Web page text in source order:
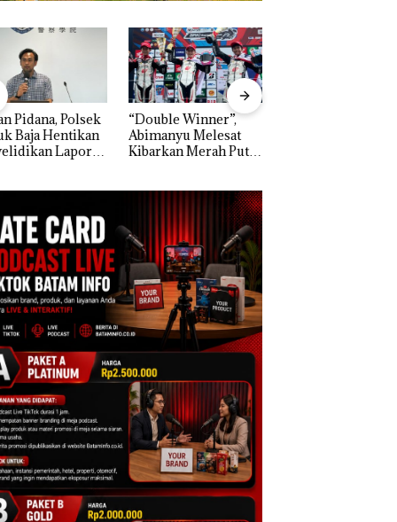
Pidana, Polsek
Baja Hentikan
Laporan
“Double Winner”,
Abimanyu Melesat
Kibarkan Merah Putih